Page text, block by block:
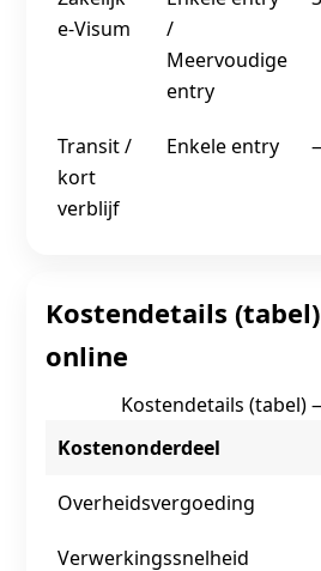
e‑Visum
/
Meervoudige
entry
Transit /
kort
verblijf
Enkele entry
Kostendetails
online
Kostendetails (tabel)
Kostenonderdeel
Overheidsvergoeding
Verwerkingssnelheid